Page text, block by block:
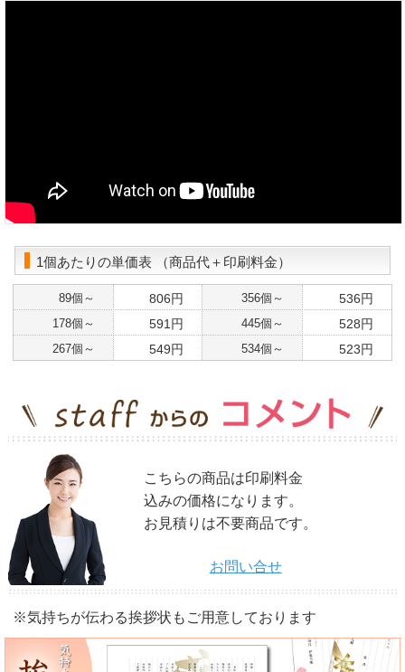
1個あたりの単価表 （商品代＋印刷料金）
89個～ 806円 356個～ 536円
178個～ 591円 445個～ 528円
267個～ 549円 534個～ 523円
こちらの商品は印刷料金
込みの価格になります。
お見積りは不要商品です。
お問い合せ
※気持ちが伝わる挨拶状もご用意しております